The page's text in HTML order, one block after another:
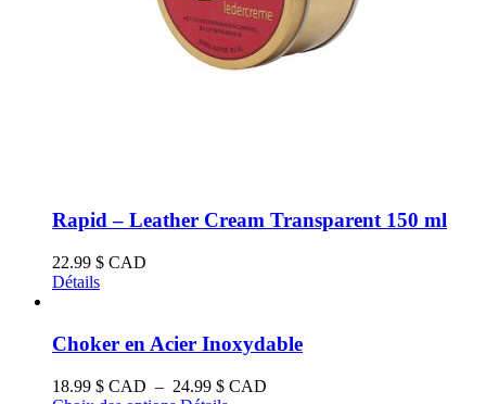
Rapid – Leather Cream Transparent 150 ml
22.99 $ CAD
Détails
Choker en Acier Inoxydable
18.99 $ CAD – 24.99 $ CAD